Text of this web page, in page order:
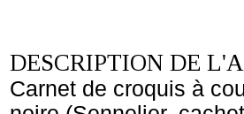
DESCRIPTION DE
Carnet de croquis à